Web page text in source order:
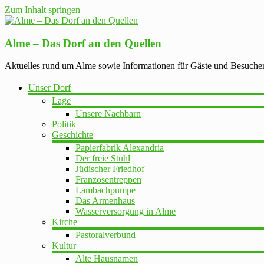
Zum Inhalt springen
Alme – Das Dorf an den Quellen
Aktuelles rund um Alme sowie Informationen für Gäste und
Unser Dorf
Lage
Unsere Nachbarn
Politik
Geschichte
Papierfabrik Alexandria
Der freie Stuhl
Jüdischer Friedhof
Franzosentreppen
Lambachpumpe
Das Armenhaus
Wasserversorgung in Alme
Kirche
Pastoralverbund
Kultur
Alte Hausnamen